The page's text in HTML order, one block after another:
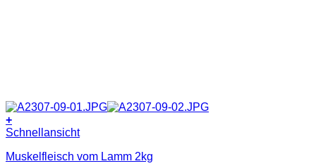
+
Schnellansicht
Muskelfleisch vom Lamm 2kg